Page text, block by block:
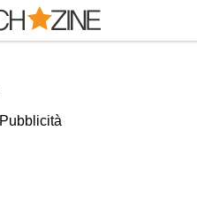
Pubblicità